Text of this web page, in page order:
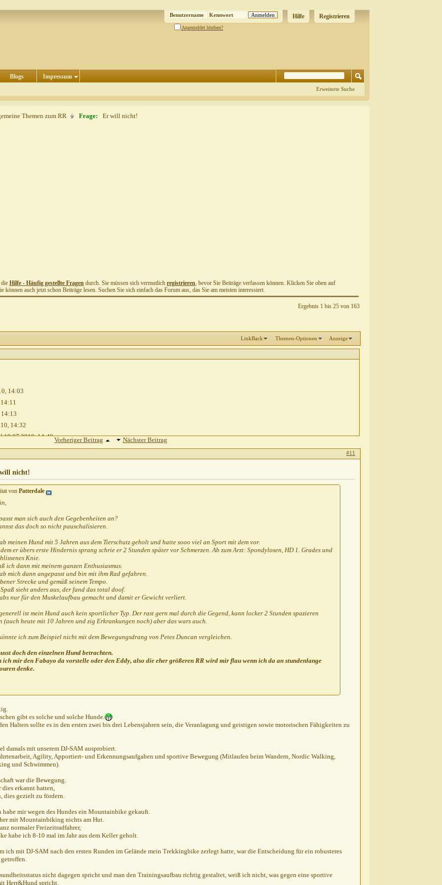
Registrieren
Hilfe
Angemeldet bleiben?
Blogs Impressum
Erweiterte Suche
Themen zum RR Frage: Er will nicht!
Hilfe - Häufig gestellte Fragen durch. Sie müssen sich vermutlich registrieren, bevor Sie Beiträge verfassen können. Klicken Sie oben auf
können auch jetzt schon Beiträge lesen. Suchen Sie sich einfach das Forum aus, das Sie am meisten interessiert.
Ergebnis 1 bis 25 von 163
LinkBack Themen-Optionen Anzeige
14:03
14:11
14:13
14:32
19.07.2010,14:40
09:24
20.07.2010,
21.07.2010,08:56
22.07.2010,13:23
14:19
15:18
15:31
20:27
20:14
21:21
07:31
21:48
23:27
06:54
07:27
09:14
21.07.2010,09:22
21.07.2010,
AW: Er will nicht!21.07.2010,10:00
Vorheriger Beitrag Nächster Beitrag
#11
nicht!
von Patterdale
man sich auch den Gegebenheiten an?
das doch so nicht pauschalisieren.
meinen Hund mit 5 Jahren aus dem Tierschutz geholt und hatte sooo viel an Sport mit dem vor.
er übers erste Hindernis sprang schrie er 2 Stunden später vor Schmerzen. Ab zum Arzt: Spondylosen, HD 1. Grades und
Knie.
ich dann mit meinem ganzen Enthusiasmus.
mich dann angepasst und bin mit ihm Rad gefahren.
Strecke und gemäß seinem Tempo.
sieht anders aus, der fand das total doof.
nur für den Muskelaufbau gemacht und damit er Gewicht verliert.
ist mein Hund auch kein sportlicher Typ. Der rast gern mal durch die Gegend, kann locker 2 Stunden spazieren
(auch heute mit 10 Jahren und zig Erkrankungen noch) aber das wars auch.
ich zum Beispiel nicht mit dem Bewegungsdrang von Petes Duncan vergleichen.
doch den einzelnen Hund betrachten.
ich mir den Fabayo da vorstelle oder den Eddy, also die eher größeren RR wird mir flau wenn ich da an stundenlange
denke.
gibt es solche und solche Hunde.
Halters sollte es in den ersten zwei bis drei Lebensjahren sein, die Veranlagung und geistigen sowie motorischen Fähigkeiten zu
damals mit unserem DJ-SAM ausprobiert.
Agility, Apportiert- und Erkennungsaufgaben und sportive Bewegung (Mitlaufen beim Wandern, Nordic Walking,
und Schwimmen).
war die Bewegung.
dies erkannt hatten,
dies gezielt zu fördern.
habe mir wegen des Hundes ein Mountainbike gekauft.
mit Mountainbiking nichts am Hut.
normaler Freizeitradfahrer,
habe ich 8-10 mal im Jahr aus dem Keller geholt.
ich mit DJ-SAM nach den ersten Runden im Gelände mein Trekkingbike zerlegt hatte, war die Entscheidung für ein robusteres
nicht dagegen spricht und man den Trainingsaufbau richtig gestaltet, weiß ich nicht, was gegen eine sportive
Herr&Hund spricht.